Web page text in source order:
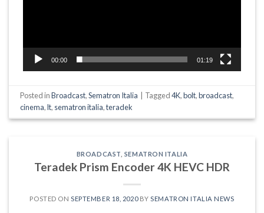
00:00 01:19
Posted inBroadcast,Sematron Italia Tagged4K,bolt,broadcast,
cinema,lt, sematron italia,teradek
BROADCAST SEMATRON ITALIA
Teradek Prism Encoder 4K HEVC HDR
POSTED ONSEPTEMBER 18, 2020BYSEMATRON ITALIA NEWS